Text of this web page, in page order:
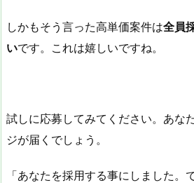
しかもそう言った高単価案件は全員
いです。これは嬉しいですね。
試しに応募してみてください。あな
ジが届くでしょう。
「あなたを採用する事にしました。